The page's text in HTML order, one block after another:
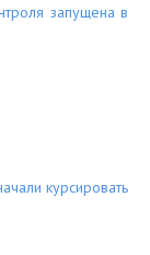
запущена в
курсировать